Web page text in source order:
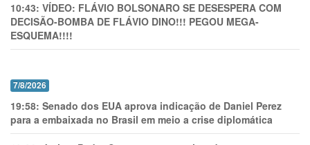
10:43: VÍDEO: FLÁVIO BOLSONARO SE DESESPERA COM
DECISÃO-BOMBA DE FLÁVIO DINO!!! PEGOU MEGA-
ESQUEMA!!!!
7/8/2026
19:58: Senado dos EUA aprova indicação de Daniel Perez
para a embaixada no Brasil em meio a crise diplomática